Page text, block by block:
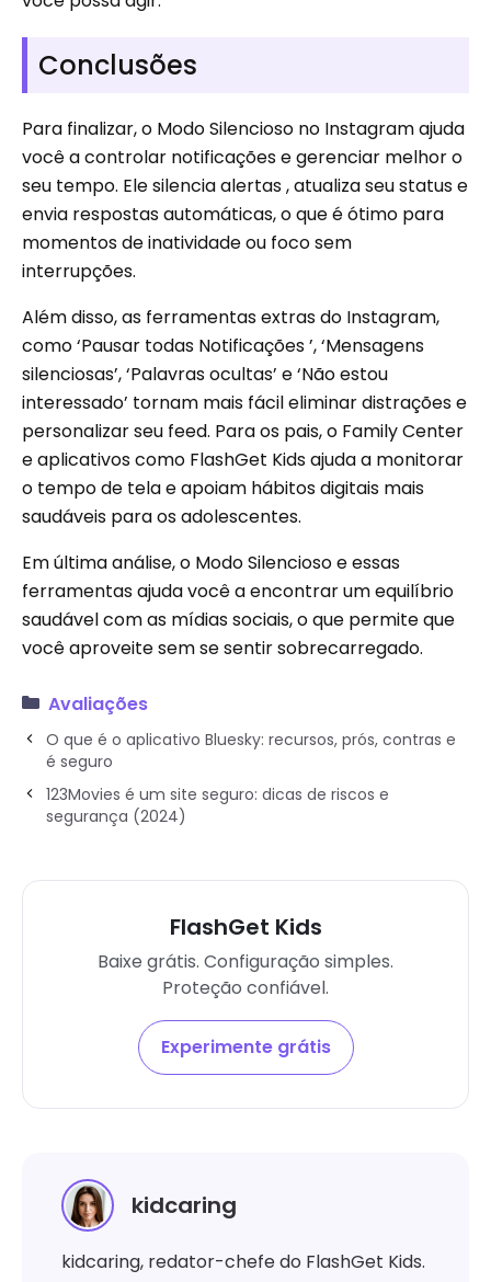
Conclusões
Para finalizar, o Modo Silencioso no Instagram ajuda
você a controlar notificações e gerenciar melhor o
seu tempo. Ele silencia alertas , atualiza seu status e
envia respostas automáticas, o que é ótimo para
momentos de inatividade ou foco sem
interrupções.
Além disso, as ferramentas extras do Instagram,
como ‘Pausar todas Notificações ’, ‘Mensagens
silenciosas’, ‘Palavras ocultas’ e ‘Não estou
interessado’ tornam mais fácil eliminar distrações e
personalizar seu feed. Para os pais, o Family Center
e aplicativos como FlashGet Kids ajuda a monitorar
o tempo de tela e apoiam hábitos digitais mais
saudáveis ​​para os adolescentes.
Em última análise, o Modo Silencioso e essas
ferramentas ajuda você a encontrar um equilíbrio
saudável com as mídias sociais, o que permite que
você aproveite sem se sentir sobrecarregado.
Avaliações
O que é o aplicativo Bluesky: recursos, prós, contras e
é seguro
123Movies é um site seguro: dicas de riscos e
segurança (2024)
FlashGet Kids
Baixe grátis. Configuração simples.
Proteção confiável.
Experimente grátis
kidcaring
kidcaring, redator-chefe do FlashGet Kids.